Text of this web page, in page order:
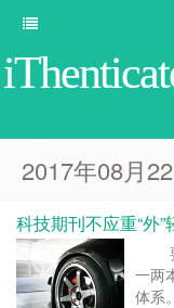
2017年08月
科技期刊不应重“外”
要
一两
体系